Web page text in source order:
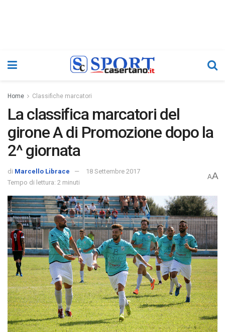
Home Classifiche marcatori
La classifica marcatori del
girone A di Promozione dopo la
2^ giornata
di Marcello Librace
18 Settembre 2017
Tempo di lettura: 2 minuti
AA